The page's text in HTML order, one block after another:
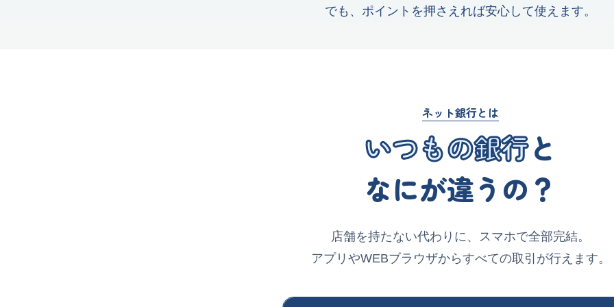
でも、ポイントを押さえれば安心して使えます。
ネット銀行とは
いつもの銀行と
なにが違うの？
店舗を持たない代わりに、スマホで全部完結。
アプリやWEBブラウザからすべての取引が行えます。